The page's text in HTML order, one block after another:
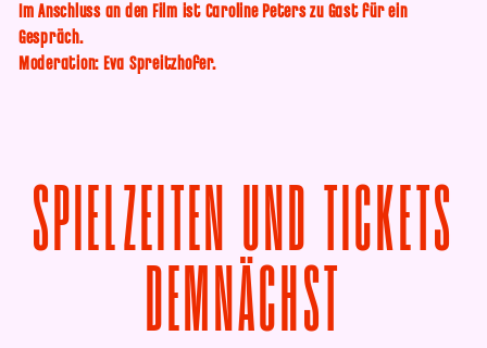
Im Anschluss an den Film ist Caroline Peters zu Gast für ein
Gespräch.
Moderation: Eva Spreitzhofer.
SPIELZEITEN UND TICKETS
DEMNÄCHST